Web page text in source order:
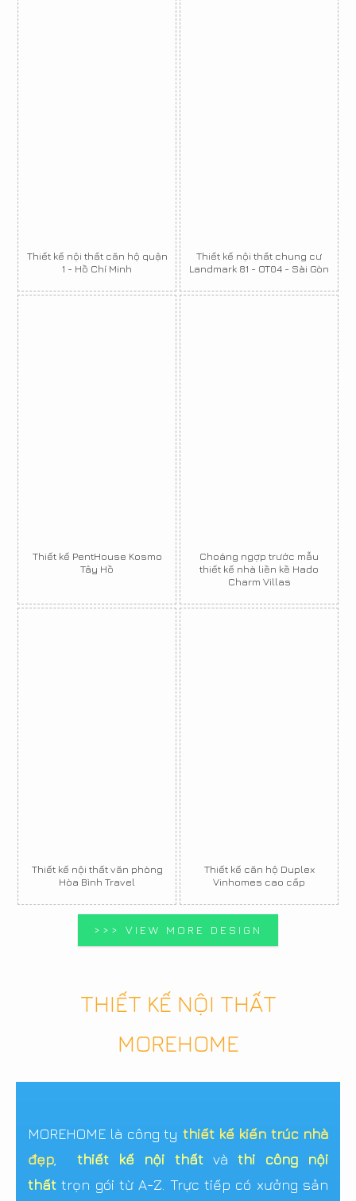
Thiết kế nội thất căn hộ quận
1 - Hồ Chí Minh
Thiết kế nội thất chung cư
Landmark 81 - OT04 - Sài Gòn
Thiết kế PentHouse Kosmo
Tây Hồ
Choáng ngợp trước mẫu
thiết kế nhà liền kề Hado
Charm Villas
Thiết kế nội thất văn phòng
Hòa Bình Travel
Thiết kế căn hộ Duplex
Vinhomes cao cấp
>>> VIEW MORE DESIGN
THIẾT KẾ NỘI THẤT
MOREHOME
MOREHOME là công ty thiết kế kiến trúc nhà
đẹp
thiết kế nội thấtvàthi công nội
thất trọn gói từ A-Z. Trực tiếp có xưởng sản